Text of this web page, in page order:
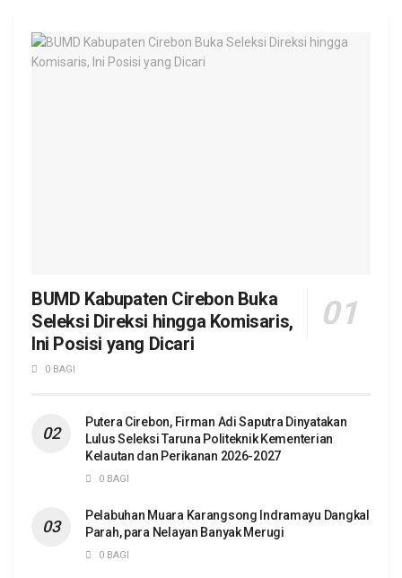
BUMD Kabupaten Cirebon Buka
Seleksi Direksi hingga Komisaris,
Ini Posisi yang Dicari
0 BAGI
Putera Cirebon, Firman Adi Saputra Dinyatakan
Lulus Seleksi Taruna Politeknik Kementerian
Kelautan dan Perikanan 2026-2027
0 BAGI
Pelabuhan Muara Karangsong Indramayu Dangkal
Parah, para Nelayan Banyak Merugi
0 BAGI